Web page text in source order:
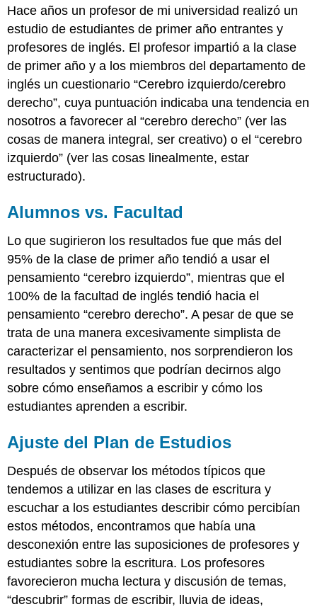
Hace años un profesor de mi universidad realizó un
estudio de estudiantes de primer año entrantes y
profesores de inglés. El profesor impartió a la clase
de primer año y a los miembros del departamento de
inglés un cuestionario “Cerebro izquierdo/cerebro
derecho”, cuya puntuación indicaba una tendencia en
nosotros a favorecer al “cerebro derecho” (ver las
cosas de manera integral, ser creativo) o el “cerebro
izquierdo” (ver las cosas linealmente, estar
estructurado).
Alumnos vs. Facultad
Lo que sugirieron los resultados fue que más del
95% de la clase de primer año tendió a usar el
pensamiento “cerebro izquierdo”, mientras que el
100% de la facultad de inglés tendió hacia el
pensamiento “cerebro derecho”. A pesar de que se
trata de una manera excesivamente simplista de
caracterizar el pensamiento, nos sorprendieron los
resultados y sentimos que podrían decirnos algo
sobre cómo enseñamos a escribir y cómo los
estudiantes aprenden a escribir.
Ajuste del Plan de Estudios
Después de observar los métodos típicos que
tendemos a utilizar en las clases de escritura y
escuchar a los estudiantes describir cómo percibían
estos métodos, encontramos que había una
desconexión entre las suposiciones de profesores y
estudiantes sobre la escritura. Los profesores
favorecieron mucha lectura y discusión de temas,
“descubrir” formas de escribir, lluvia de ideas,